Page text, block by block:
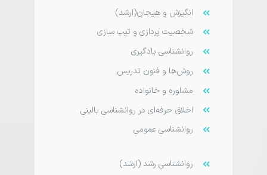
انگیزش و هیجان(ارشد)
شخصیت پردازی و تیپ سازی
روانشناسی یادگیری
روش‌‌ها و فنون تدریس
مشاوره و خانواده
اخلاق حرفه‌ای در روانشناسی بالینی
روانشناسی عمومی
روانشناسی رشد (ارشد)